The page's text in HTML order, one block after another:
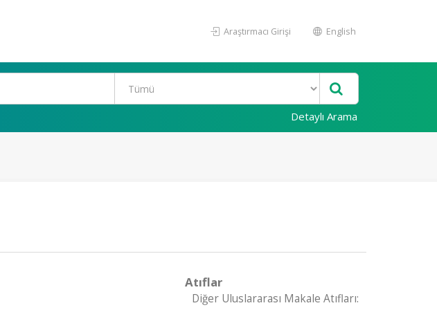
Araştırmacı Girişi English
Detaylı Arama
Atıflar
Diğer Uluslararası Makale Atıfları: